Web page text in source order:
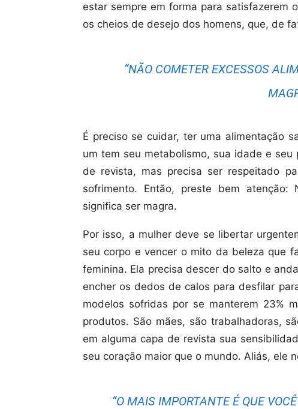
estar sempre em forma para satisfazerem
os cheios de desejo dos homens, que, de
“NÃO COMETER EXCESSOS
É preciso se cuidar, ter uma alimentação
um tem seu metabolismo, sua idade e
de revista, mas precisa ser respeitado
sofrimento. Então, preste bem atenção:
significa ser magra.
Por isso, a mulher deve se libertar
seu corpo e vencer o mito da beleza que
feminina. Ela precisa descer do salto e
encher os dedos de calos para desfilar
modelos sofridas por se manterem 23%
produtos. São mães, são trabalhadoras,
em alguma capa de revista sua
seu coração maior que o mundo. Aliás, ele
“O MAIS IMPORTANTE É QUE